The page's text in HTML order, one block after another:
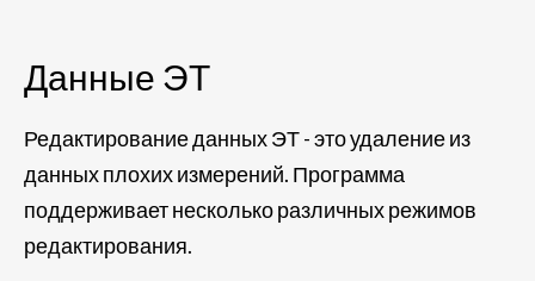
Данные ЭТ
Редактирование данных ЭТ - это удаление из
данных плохих измерений. Программа
поддерживает несколько различных режимов
редактирования.